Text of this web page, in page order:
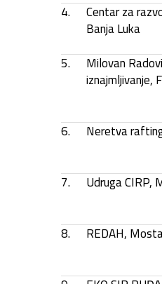
4.
Centar za
Banja Luka
5.
Milovan
iznajmljivanje,
6.
Neretva
7.
Udruga CIRP,
8.
REDAH,